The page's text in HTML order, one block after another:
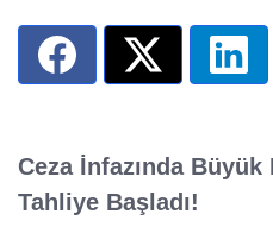
Ceza İnfazında
Tahliye Başladı!